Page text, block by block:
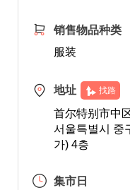
销售物品种类
服装
地址 找路
首尔特别市中
서울특별시 중
가) 4층
集市日